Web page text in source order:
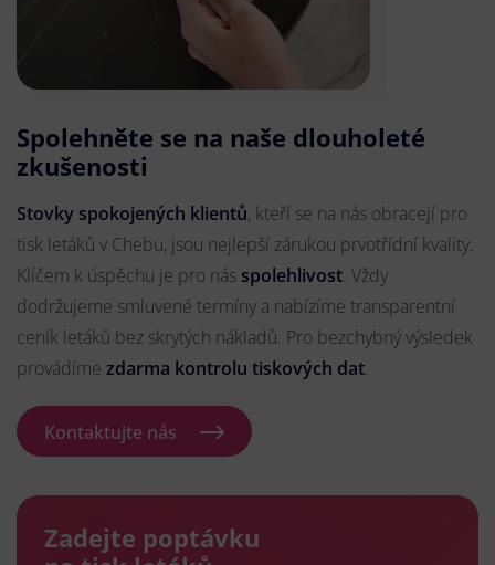
Spolehněte se na naše dlouholeté
zkušenosti
Stovky spokojených klientů, kteří se na nás obracejí pro
tisk letáků v Chebu, jsou nejlepší zárukou prvotřídní kvality.
Klíčem k úspěchu je pro nás spolehlivost. Vždy
dodržujeme smluvené termíny a nabízíme transparentní
ceník letáků bez skrytých nákladů. Pro bezchybný výsledek
provádíme zdarma kontrolu tiskových dat.
Kontaktujte nás
Zadejte poptávku